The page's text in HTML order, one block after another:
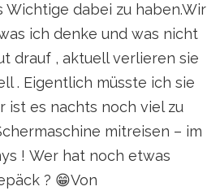
Wichtige dabei zu haben.Wir
ich denke und was nicht
drauf , aktuell verlieren sie
. Eigentlich müsste ich sie
ist es nachts noch viel zu
mitreisen – im
! Wer hat noch etwas
? 😁Von